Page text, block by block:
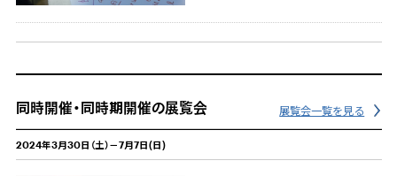
同時開催・同時期開催の展覧会 展覧会一覧を見る
2024年3月30日（土）－7月7日(日)